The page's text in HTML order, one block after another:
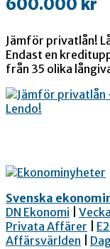
600.000 kr
Jämför privatlån!
Endast en
från 35 olika
Svenska
DN Ekonomi
Privata Affärer
Affärsvärlden